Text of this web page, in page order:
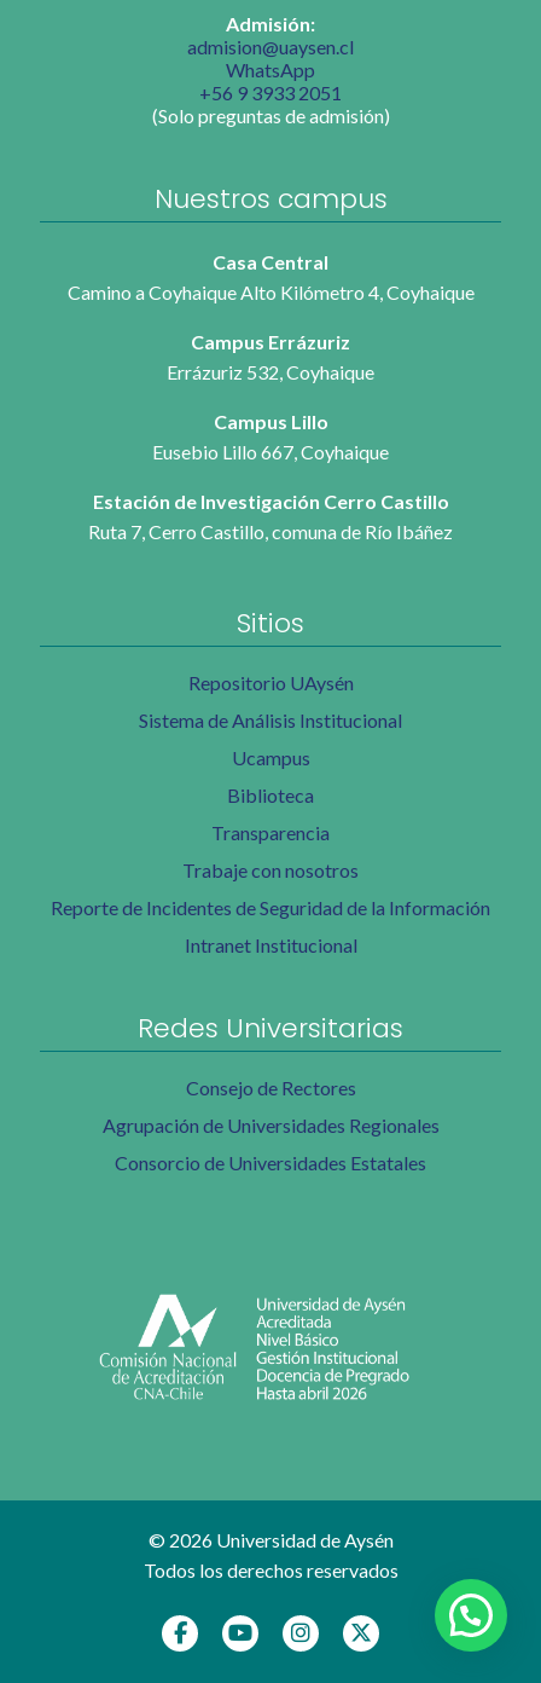
Admisión:
admision@uaysen.cl
WhatsApp
+56 9 3933 2051
(Solo preguntas de admisión)
Nuestros campus
Casa Central
Camino a Coyhaique Alto Kilómetro 4, Coyhaique
Campus Errázuriz
Errázuriz 532, Coyhaique
Campus Lillo
Eusebio Lillo 667, Coyhaique
Estación de Investigación Cerro Castillo
Ruta 7, Cerro Castillo, comuna de Río Ibáñez
Sitios
Repositorio UAysén
Sistema de Análisis Institucional
Ucampus
Biblioteca
Transparencia
Trabaje con nosotros
Reporte de Incidentes de Seguridad de la Información
Intranet Institucional
Redes Universitarias
Consejo de Rectores
Agrupación de Universidades Regionales
Consorcio de Universidades Estatales
© 2026 Universidad de Aysén
Todos los derechos reservados